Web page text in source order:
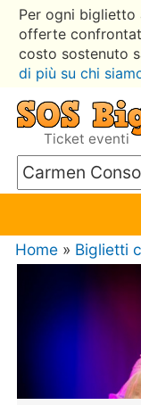
Per ogni biglietto
offerte
costo sostenuto
di più su chi
Ticket eventi
Home » Biglietti